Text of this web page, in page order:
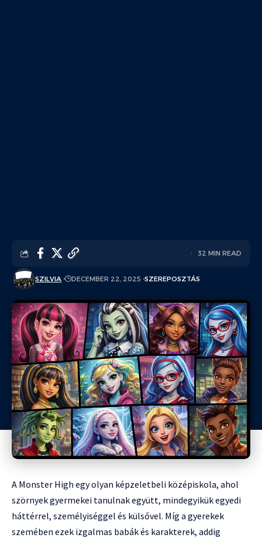
SZILVIA DECEMBER 22, 2025 SZEREPOSZTÁS
32 MIN READ
A Monster High egy olyan képzeletbeli középiskola, ahol
szörnyek gyermekei tanulnak együtt, mindegyikük egyedi
háttérrel, személyiséggel és külsővel. Míg a gyerekek
szemében ezek izgalmas babák és karakterek, addig